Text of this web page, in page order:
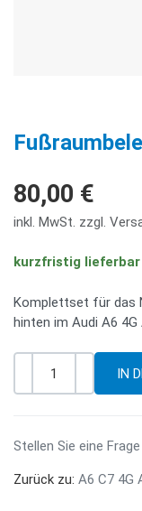
80,00 €
inkl. MwSt. zzgl.
kurzfristig lieferbar
Komplettset für das
hinten im Audi A6
Stellen Sie eine
Zurück zu: A6 C7 4G